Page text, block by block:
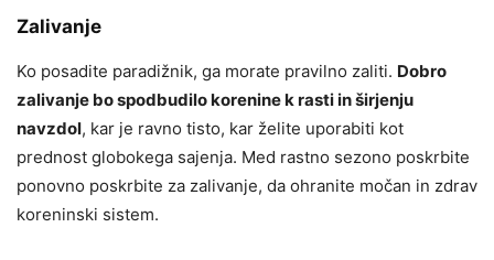
Zalivanje
Ko posadite paradižnik, ga morate pravilno zaliti. Dobro
zalivanje bo spodbudilo korenine k rasti in širjenju
navzdol, kar je ravno tisto, kar želite uporabiti kot
prednost globokega sajenja. Med rastno sezono poskrbite
ponovno poskrbite za zalivanje, da ohranite močan in zdrav
koreninski sistem.